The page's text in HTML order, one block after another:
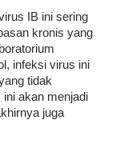
IB ini sering
kronis yang
infeksi virus ini
tidak
akan menjadi
juga